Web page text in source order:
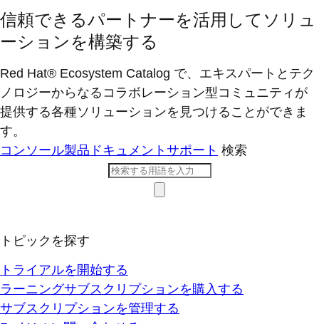
信頼できるパートナーを活用してソリュ
ーションを構築する
Red Hat® Ecosystem Catalog で、エキスパートとテク
ノロジーからなるコラボレーション型コミ​ュニティが
提供する各種ソリューションを見つけることができま
す。
コンソール製品ドキュメント サポート 検索
トピックを探す
トライアルを開始する
ラーニングサブスクリプションを購入する
サブスクリプションを管理する